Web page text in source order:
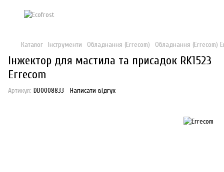
Каталог Інструменти Обладнання (Errecom) Обладнання (Errecom)
Інжектор для мастила та присадок RK1523
Errecom
Артикул: DD0008833 Написати відгук